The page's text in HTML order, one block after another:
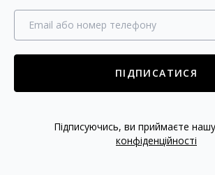
ПІДПИСАТИСЯ
Підписуючись, ви приймаєте нашу
конфіденційності